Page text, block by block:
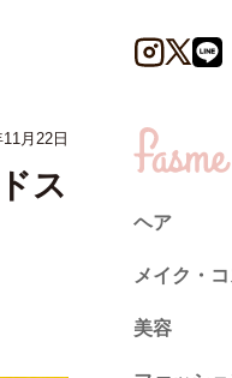
月22日
ス
ヘア
メイク・
美容